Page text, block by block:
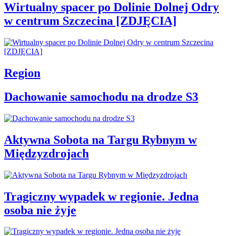
Wirtualny spacer po Dolinie Dolnej Odry
w centrum Szczecina [ZDJĘCIA]
Region
Dachowanie samochodu na drodze S3
Aktywna Sobota na Targu Rybnym w
Międzyzdrojach
Tragiczny wypadek w regionie. Jedna
osoba nie żyje